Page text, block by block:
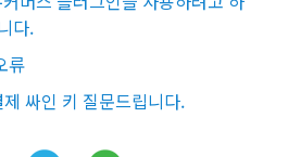
다.
류
싸인 키 질문드립니다.